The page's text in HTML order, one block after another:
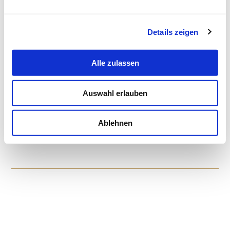
Details zeigen
Alle zulassen
Auswahl erlauben
Ablehnen
haben noch weitere Specials im Angebot.
SUCHEN & BUCHEN
Buchen